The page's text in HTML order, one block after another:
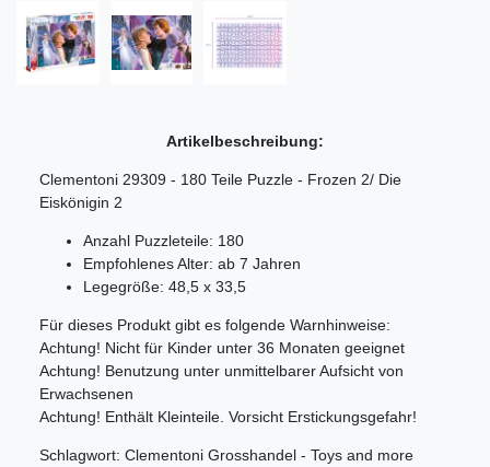
Artikelbeschreibung:
Clementoni 29309 - 180 Teile Puzzle - Frozen 2/ Die
Eiskönigin 2
Anzahl Puzzleteile: 180
Empfohlenes Alter: ab 7 Jahren
Legegröße: 48,5 x 33,5
Für dieses Produkt gibt es folgende Warnhinweise:
Achtung! Nicht für Kinder unter 36 Monaten geeignet
Achtung! Benutzung unter unmittelbarer Aufsicht von
Erwachsenen
Achtung! Enthält Kleinteile. Vorsicht Erstickungsgefahr!
Schlagwort: Clementoni Grosshandel - Toys and more